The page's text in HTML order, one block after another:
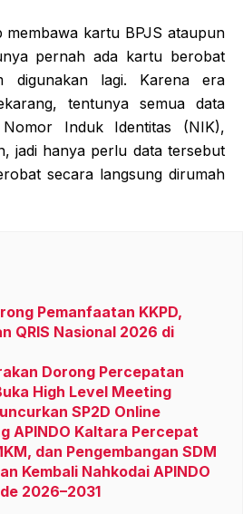
membawa kartu BPJS ataupun
pernah ada kartu berobat
digunakan lagi. Karena era
tentunya semua data
Induk Identitas (NIK),
jadi hanya perlu data tersebut
secara langsung dirumah
Pemanfaatan KKPD,
QRIS Nasional 2026 di
Dorong Percepatan
High Level Meeting
SP2D Online
APINDO Kaltara Percepat
dan Pengembangan SDM
Kembali Nahkodai APINDO
2026–2031